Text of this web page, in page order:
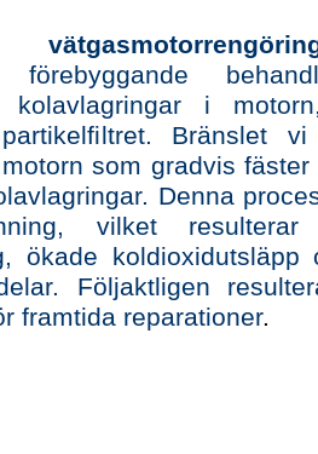
kolavlagringar i
Bränslet vi
som gradvis
Denna
vilket
ökade koldioxidutsläpp
Följaktligen
framtida reparationer.